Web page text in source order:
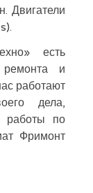
Двигатели
есть
ремонта и
работают
дела,
работы по
Фримонт